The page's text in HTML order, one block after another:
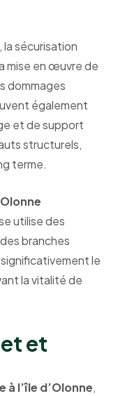
la sécurisation
mise en œuvre de
dommages
également
et de support
structurels,
terme.
utilise des
branches
le
la vitalité de
et
à l’île d’Olonne,